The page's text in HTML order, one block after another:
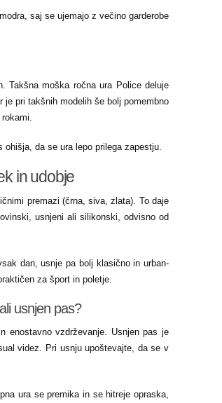
saj se ujemajo z večino garderobe
Takšna moška ročna ura Police deluje
pri takšnih modelih še bolj pomembno
da se ura lepo prilega zapestju.
in udobje
premazi (črna, siva, zlata). To daje
usnjeni ali silikonski, odvisno od
dan, usnje pa bolj klasično in urban-
za šport in poletje.
usnjen pas?
enostavno vzdrževanje. Usnjen pas je
videz. Pri usnju upoštevajte, da se v
ura se premika in se hitreje opraska,